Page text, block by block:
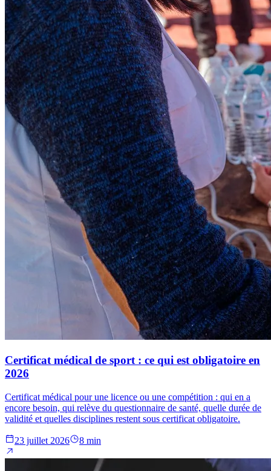
Certificat médical de sport : ce qui est obligatoire en
2026
Certificat médical pour une licence ou une compétition : qui en a
encore besoin, qui relève du questionnaire de santé, quelle durée de
validité et quelles disciplines restent sous certificat obligatoire.
23 juillet 2026 8 min